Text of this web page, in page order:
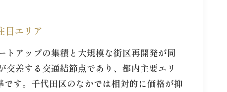
目エリア
アップの集積と大規模な街区再開発が同
差する交通結節点であり、都内主要エリ
す。千代田区のなかでは相対的に価格が抑